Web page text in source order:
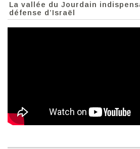
La vallée du Jourdain
défense d’Israël